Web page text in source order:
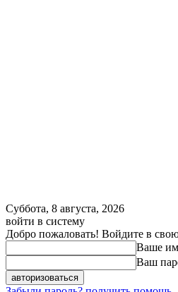
Суббота, 8 августа, 2026
войти в систему
Добро пожаловать! Войдите в
Ваше
Ваш